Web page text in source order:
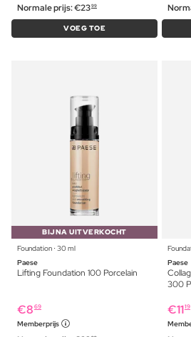
Normale prijs:€2399
VOEG TOE
BIJNA UITVERKOCHT
Foundation ⋅ 30 ml
Paese
Lifting Foundation 100 Porcelain
€8 69
Memberprijs
Paese
300
€1119